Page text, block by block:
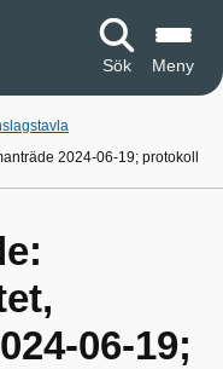
Sök Meny
2024-06-19; protokoll
06-19;